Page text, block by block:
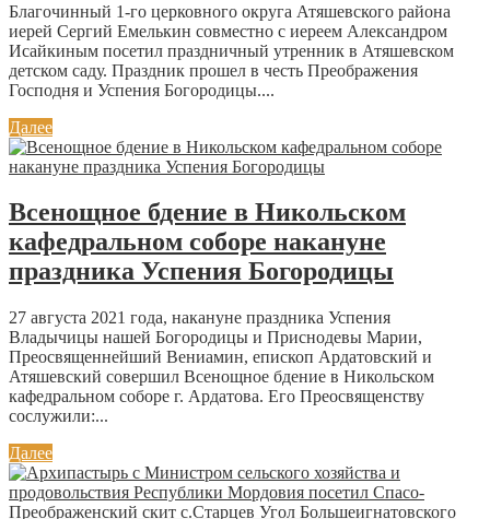
Благочинный 1-го церковного округа Атяшевского района
иерей Сергий Емелькин совместно с иереем Александром
Исайкиным посетил праздничный утренник в Атяшевском
детском саду. Праздник прошел в честь Преображения
Господня и Успения Богородицы....
Далее
Всенощное бдение в Никольском
кафедральном соборе накануне
праздника Успения Богородицы
27 августа 2021 года, накануне праздника Успения
Владычицы нашей Богородицы и Приснодевы Марии,
Преосвященнейший Вениамин, епископ Ардатовский и
Атяшевский совершил Всенощное бдение в Никольском
кафедральном соборе г. Ардатова. Его Преосвященству
сослужили:...
Далее